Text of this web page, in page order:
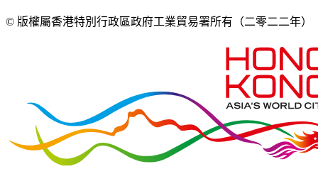
© 版權屬香港特別行政區政府工業貿易署所有 （二零二二年）